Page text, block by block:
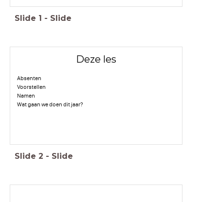
Slide 1 - Slide
Deze les
Absenten
Voorstellen
Namen
Wat gaan we doen dit jaar?
Slide 2 - Slide